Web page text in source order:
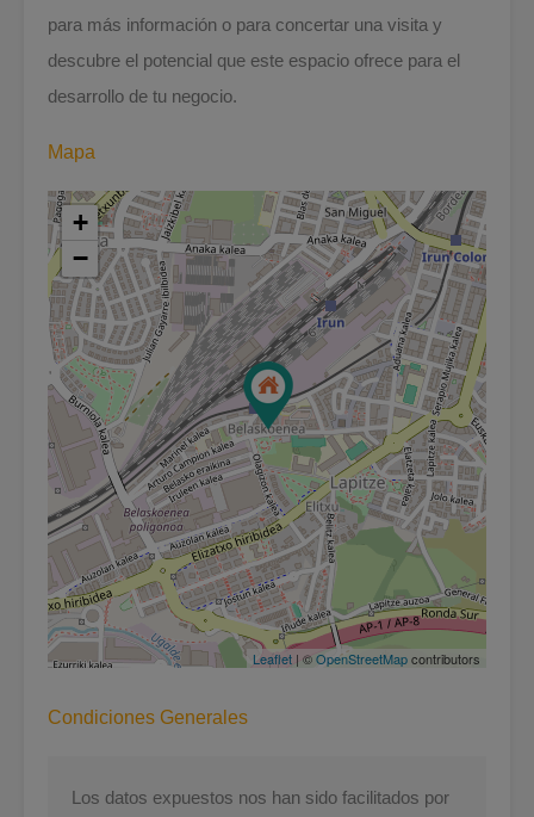
para más información o para concertar una visita y
descubre el potencial que este espacio ofrece para el
desarrollo de tu negocio.
Mapa
+
−
Leaflet | ©OpenStreetMapcontributors
Condiciones Generales
Los datos expuestos nos han sido facilitados por